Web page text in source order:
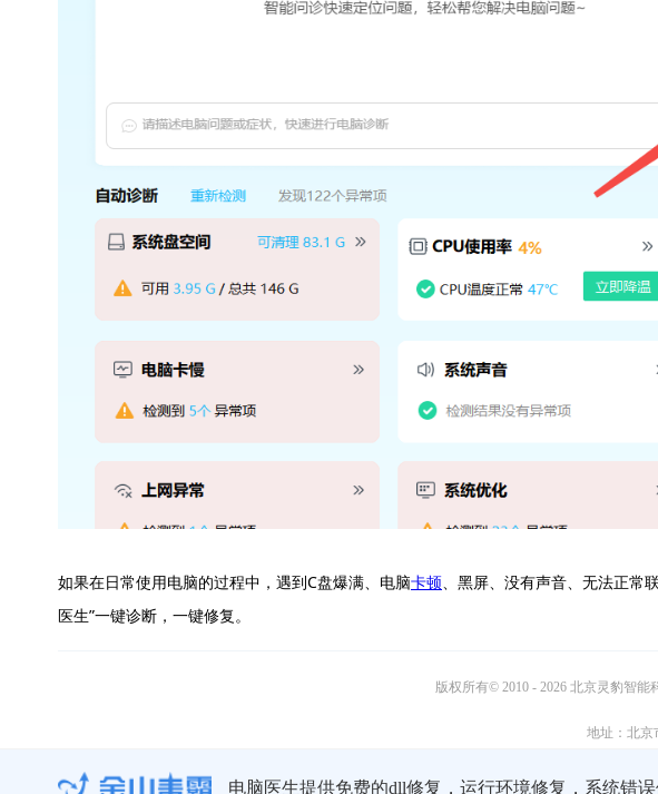
如果在日常使用电脑的过程中，遇到C盘爆满、电脑卡顿、黑屏、没有声音、无法正常联
医生”一键诊断，一键修复。
电脑医生提供免费的dll修复，运行环境修复，系统错
版权所有© 2010 - 2026 北京灵豹智能
地址：北京